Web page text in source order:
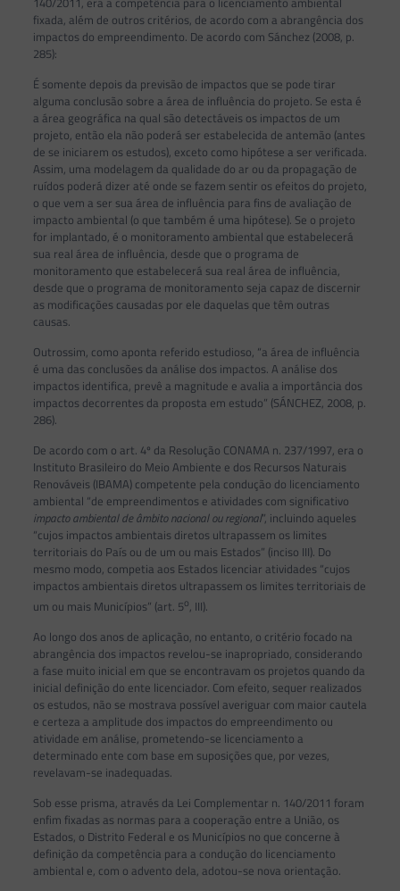
fixada, além de outros critérios, de acordo com a abrangência dos
impactos do empreendimento. De acordo com Sánchez (2008, p.
285):
É somente depois da previsão de impactos que se pode tirar
alguma conclusão sobre a área de influência do projeto. Se esta é
a área geográfica na qual são detectáveis os impactos de um
projeto, então ela não poderá ser estabelecida de antemão (antes
de se iniciarem os estudos), exceto como hipótese a ser verificada.
Assim, uma modelagem da qualidade do ar ou da propagação de
ruídos poderá dizer até onde se fazem sentir os efeitos do projeto,
o que vem a ser sua área de influência para fins de avaliação de
impacto ambiental (o que também é uma hipótese). Se o projeto
for implantado, é o monitoramento ambiental que estabelecerá
sua real área de influência, desde que o programa de
monitoramento que estabelecerá sua real área de influência,
desde que o programa de monitoramento seja capaz de discernir
as modificações causadas por ele daquelas que têm outras
causas.
Outrossim, como aponta referido estudioso, “a área de influência
é uma das conclusões da análise dos impactos. A análise dos
impactos identifica, prevê a magnitude e avalia a importância dos
impactos decorrentes da proposta em estudo” (SÁNCHEZ, 2008, p.
286).
De acordo com o art. 4º da Resolução CONAMA n. 237/1997, era o
Instituto Brasileiro do Meio Ambiente e dos Recursos Naturais
Renováveis (IBAMA) competente pela condução do licenciamento
ambiental “de empreendimentos e atividades com significativo
impacto ambiental de âmbito nacional ou regional”, incluindo aqueles
“cujos impactos ambientais diretos ultrapassem os limites
territoriais do País ou de um ou mais Estados” (inciso III). Do
mesmo modo, competia aos Estados licenciar atividades “cujos
impactos ambientais diretos ultrapassem os limites territoriais de
um ou mais Municípios” (art. 5o, III).
Ao longo dos anos de aplicação, no entanto, o critério focado na
abrangência dos impactos revelou-se inapropriado, considerando
a fase muito inicial em que se encontravam os projetos quando da
inicial definição do ente licenciador. Com efeito, sequer realizados
os estudos, não se mostrava possível averiguar com maior cautela
e certeza a amplitude dos impactos do empreendimento ou
atividade em análise, prometendo-se licenciamento a
determinado ente com base em suposições que, por vezes,
revelavam-se inadequadas.
Sob esse prisma, através da Lei Complementar n. 140/2011 foram
enfim fixadas as normas para a cooperação entre a União, os
Estados, o Distrito Federal e os Municípios no que concerne à
definição da competência para a condução do licenciamento
ambiental e, com o advento dela, adotou-se nova orientação.